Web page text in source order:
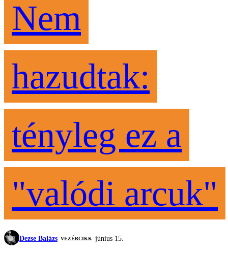
Nem
hazudtak:
tényleg ez a
"valódi arcuk"
Dezse Balázs VEZÉRCIKK június 15.